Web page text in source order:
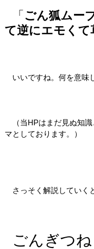
「 ごん狐ムー
て逆にエモくて
いいですね。何を意味
（当HPはまだ見ぬ知識
マとしております。）
さっそく解説していく
ごんぎつ